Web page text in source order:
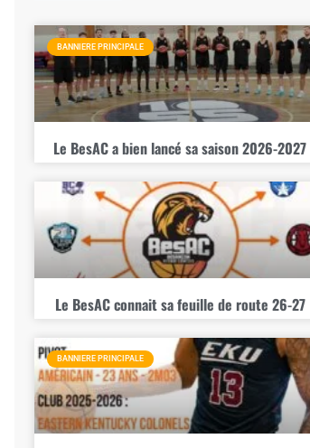
BANNIERE PRINCIPALE
Le BesAC a bien lancé sa saison 2026-2027
Le BesAC connait sa feuille de route 26-27
BANNIERE PRINCIPALE